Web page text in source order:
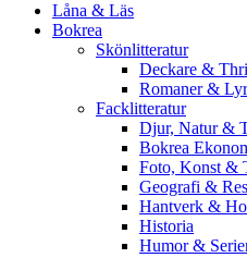
Låna & Läs
Bokrea
Skönlitteratur
Deckare &
Romaner &
Facklitteratur
Djur, Natur &
Bokrea
Foto, Konst &
Geografi &
Hantverk &
Historia
Humor &